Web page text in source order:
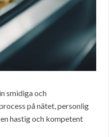
smidiga och
på nätet, personlig
hastig och kompetent